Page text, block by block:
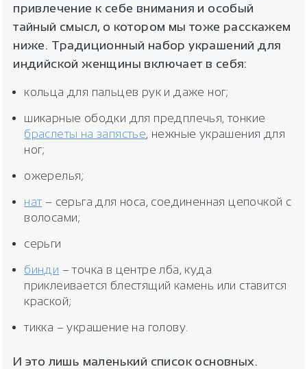
привлечение к себе внимания и особый
тайный смысл, о котором мы тоже расскажем
ниже. Традиционный набор украшений для
индийской женщины включает в себя:
кольца для пальцев рук и даже ног;
шикарные ободки для предплечья, тонкие
браслеты на запястье, нежные украшения для
ног;
ожерелья;
нат – серьга для носа, соединенная цепочкой с
волосами;
серьги
бинди – точка в центре лба, куда
приклеивается блестящий камень или ставится
краской;
тикка – украшение на голову.
И это лишь маленький список основных.